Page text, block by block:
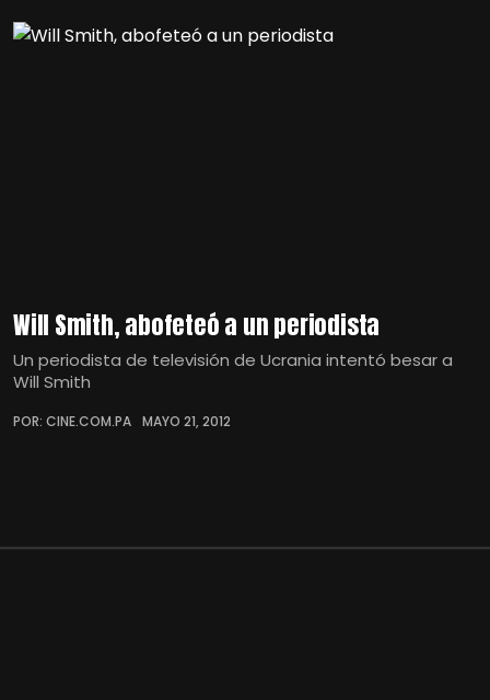
Will Smith, abofeteó a un periodista
Un periodista de televisión de Ucrania intentó besar a
Will Smith
POR: CINE.COM.PA MAYO 21, 2012